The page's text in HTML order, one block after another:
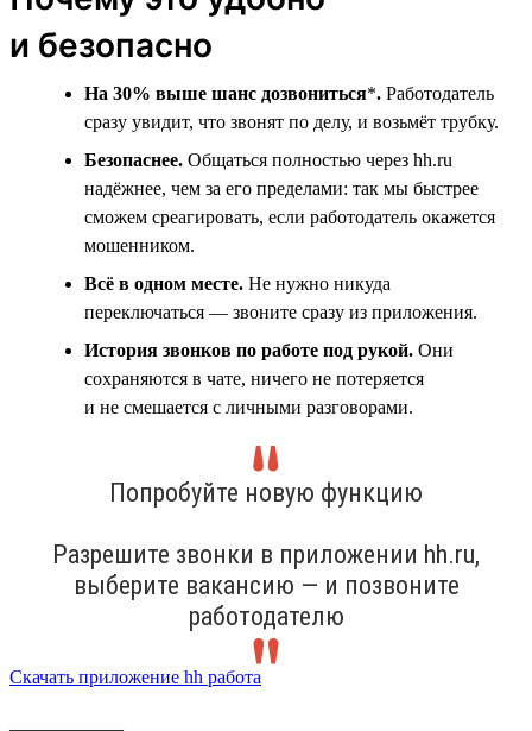
и безопасно
На 30% выше шанс дозвониться*. Работодатель
сразу увидит, что звонят по делу, и возьмёт трубку.
Безопаснее. Общаться полностью через hh.ru
надёжнее, чем за его пределами: так мы быстрее
сможем среагировать, если работодатель окажется
мошенником.
Всё в одном месте. Не нужно никуда
переключаться — звоните сразу из приложения.
История звонков по работе под рукой. Они
сохраняются в чате, ничего не потеряется
и не смешается с личными разговорами.
Попробуйте новую функцию
Разрешите звонки в приложении hh.ru,
выберите вакансию — и позвоните
работодателю
Скачать приложение hh работа